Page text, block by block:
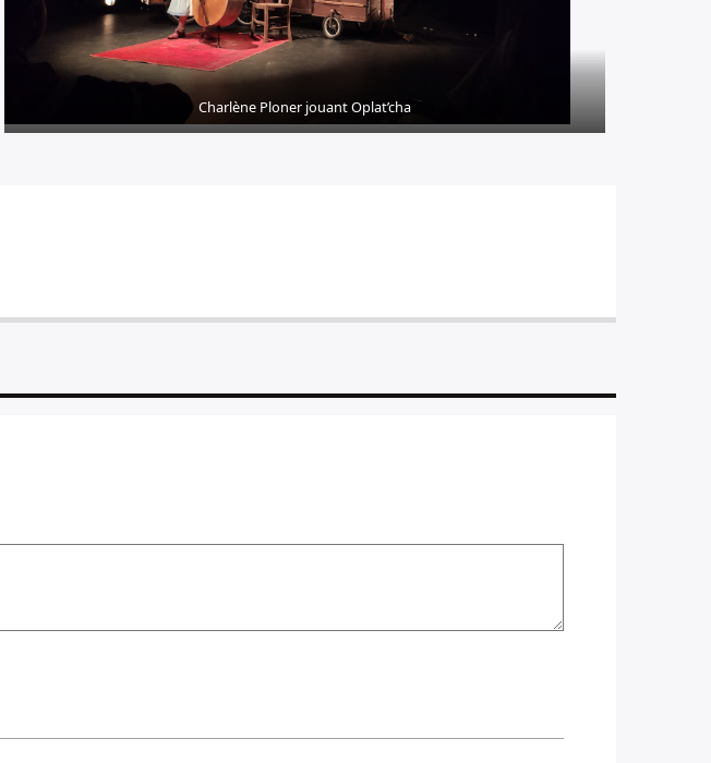
Charlène Ploner jouant Oplat’cha